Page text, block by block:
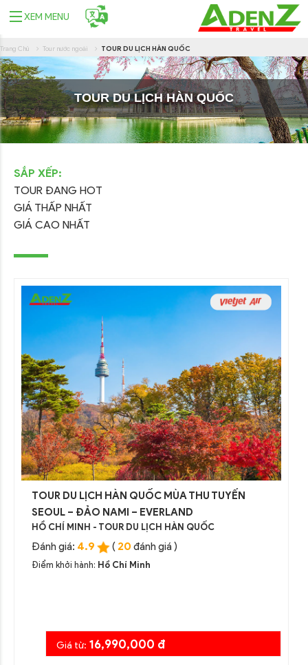
XEM MENU
Trang Chủ Tour nước ngoài TOUR DU LỊCH HÀN QUỐC
TOUR DU LỊCH HÀN QUỐC
SẮP XẾP:
TOUR ĐANG HOT
GIÁ THẤP NHẤT
GIÁ CAO NHẤT
TOUR DU LỊCH HÀN QUỐC MÙA THU TUYẾN
SEOUL – ĐẢO NAMI – EVERLAND
HỒ CHÍ MINH - TOUR DU LỊCH HÀN QUỐC
Đánh giá: 4.9 ( 20 đánh giá )
Điểm khởi hành: Hồ Chí Minh
Giá từ: 16,990,000 đ